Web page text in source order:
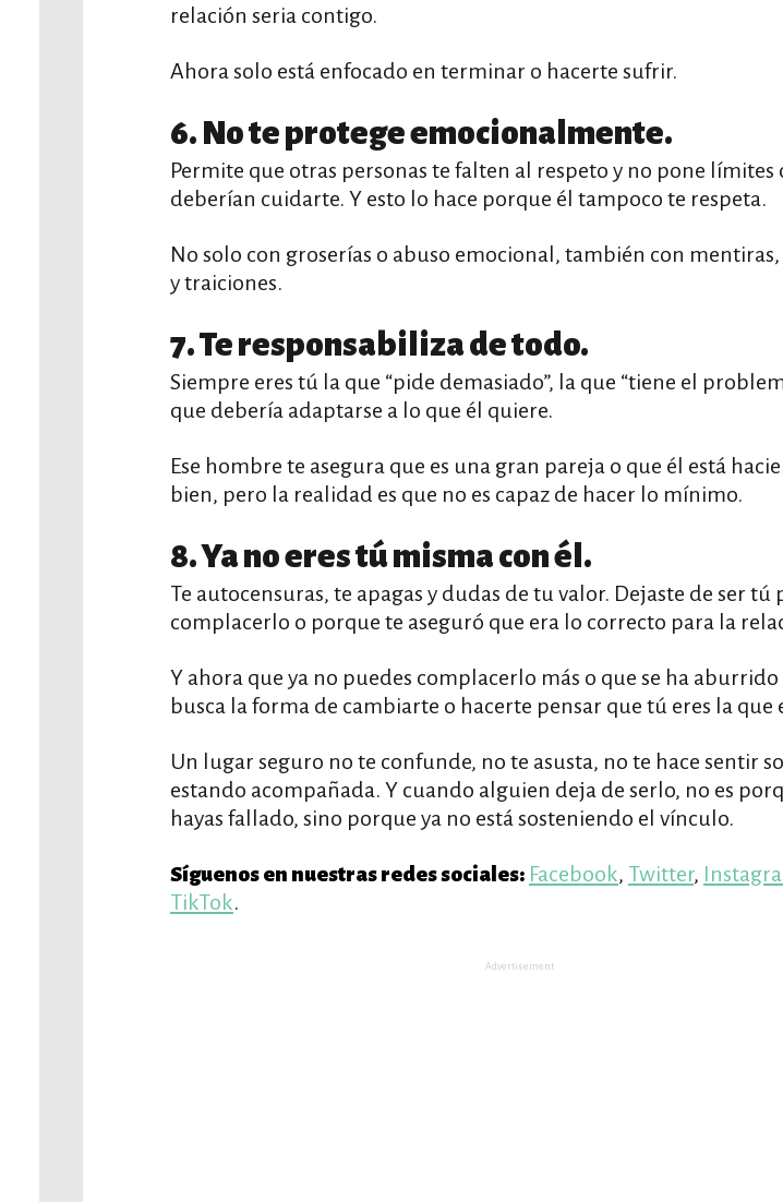
relación seria contigo.
Ahora solo está enfocado en terminar o hacerte sufrir.
6. No te protege emocionalmente.
Permite que otras personas te falten al respeto y no pone límites
deberían cuidarte. Y esto lo hace porque él tampoco te respeta.
No solo con groserías o abuso emocional, también con mentiras,
y traiciones.
7. Te responsabiliza de todo.
Siempre eres tú la que “pide demasiado”, la que “tiene el
que debería adaptarse a lo que él quiere.
Ese hombre te asegura que es una gran pareja o que él está
bien, pero la realidad es que no es capaz de hacer lo mínimo.
8. Ya no eres tú misma con él.
Te autocensuras, te apagas y dudas de tu valor. Dejaste de ser tú
complacerlo o porque te aseguró que era lo correcto para la
Y ahora que ya no puedes complacerlo más o que se ha aburrido
busca la forma de cambiarte o hacerte pensar que tú eres la que
Un lugar seguro no te confunde, no te asusta, no te hace sentir
estando acompañada. Y cuando alguien deja de serlo, no es
hayas fallado, sino porque ya no está sosteniendo el vínculo.
Síguenos en nuestras redes sociales: Facebook, Twitter,
TikTok.
Advertisement